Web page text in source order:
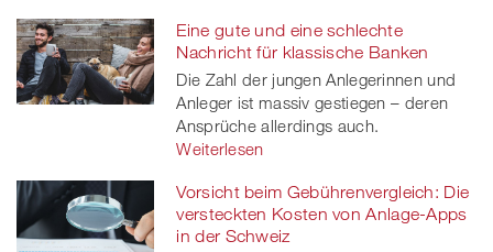
Eine gute und eine schlechte
Nachricht für klassische Banken
Die Zahl der jungen Anlegerinnen und
Anleger ist massiv gestiegen – deren
Ansprüche allerdings auch.
Weiterlesen
Vorsicht beim Gebührenvergleich: Die
versteckten Kosten von Anlage-Apps
in der Schweiz